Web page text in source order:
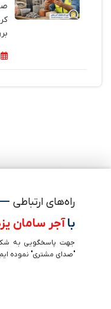
راه‌های ارتباطی
باآجر سامان
جهت پاسخگویی به
"صدای مشتری" نموده